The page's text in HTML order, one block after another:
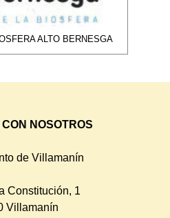
ALTO BERNESGA
NOSOTROS
de Villamanín
Constitución, 1
Villamanín